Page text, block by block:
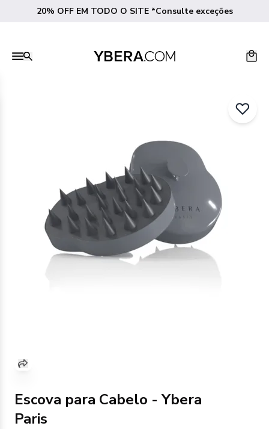
20% OFF EM TODO O SITE *Consulte exceções
Escova para Cabelo - Ybera
Paris